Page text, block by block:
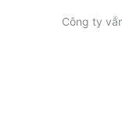
Công ty